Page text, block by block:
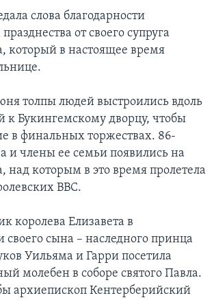
слова благодарности
от своего супруга
который в настоящее время
толпы людей выстроились вдоль
к Букингемскому дворцу, чтобы
в финальных торжествах. 86-
и члены ее семьи появились на
над которым в это время пролетела
ВВС.
королева Елизавета в
сына – наследного принца
Уильяма и Гарри посетила
молебен в соборе святого Павла.
архиепископ Кентерберийский